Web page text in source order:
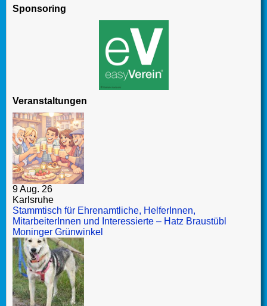
Sponsoring
Veranstaltungen
9 Aug. 26
Karlsruhe
Stammtisch für Ehrenamtliche, HelferInnen,
MitarbeiterInnen und Interessierte – Hatz Braustübl
Moninger Grünwinkel